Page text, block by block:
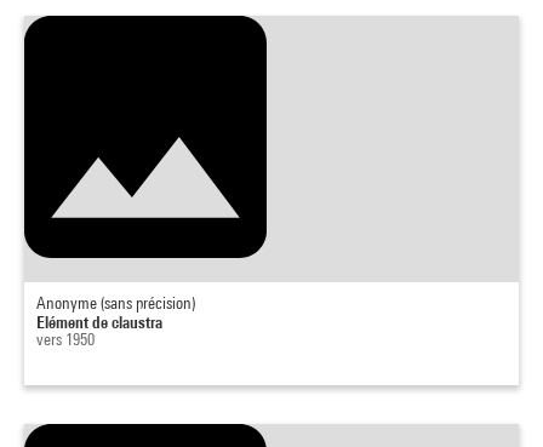
Anonyme (sans précision)
Elément de claustra
vers 1950